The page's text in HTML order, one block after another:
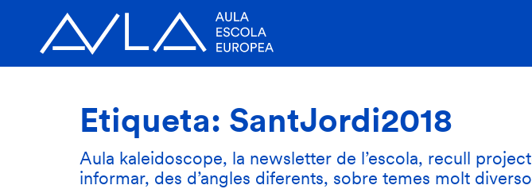
Etiqueta: SantJordi2018
Aula kaleidoscope, la newsletter de l’escola, recull
informar, des d’angles diferents, sobre temes molt